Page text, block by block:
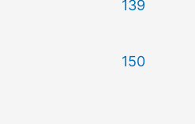
139
150